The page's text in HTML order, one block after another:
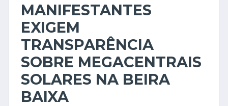
MANIFESTANTES
EXIGEM
TRANSPARÊNCIA
SOBRE MEGACENTRAIS
SOLARES NA BEIRA
BAIXA